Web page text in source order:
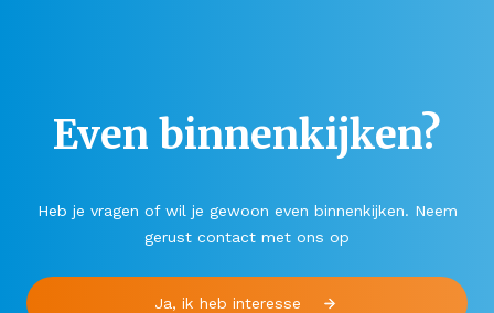
Even binnenkijken?
Heb je vragen of wil je gewoon even binnenkijken. Neem
gerust contact met ons op
Ja, ik heb interesse